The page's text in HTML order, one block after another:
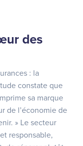
des
: la
constate que
sa marque
de l’économie de
» Le secteur
responsable,